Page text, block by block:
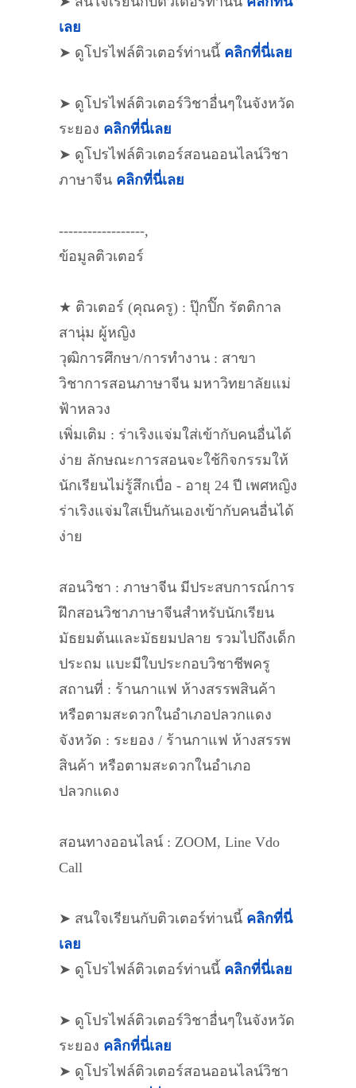
เลย
➤ ดูโปรไฟล์ติวเตอร์ท่านนี้ คลิกที่นี่เลย
➤ ดูโปรไฟล์ติวเตอร์วิชาอื่นๆในจังหวัด
ระยอง คลิกที่นี่เลย
➤ ดูโปรไฟล์ติวเตอร์สอนออนไลน์วิชา
ภาษาจีน คลิกที่นี่เลย
------------------,
ข้อมูลติวเตอร์
★ ติวเตอร์ (คุณครู) : ปุ๊กปิ๊ก รัตติกาล
สานุ่ม ผู้หญิง
วุฒิการศึกษา/การทำงาน : สาขา
วิชาการสอนภาษาจีน มหาวิทยาลัยแม่
ฟ้าหลวง
เพิ่มเติม : ร่าเริงแจ่มใส่เข้ากับคนอื่นได้
ง่าย ลักษณะการสอนจะใช้กิจกรรมให้
นักเรียนไม่รู้สึกเบื่อ - อายุ 24 ปี เพศหญิง
ร่าเริงแจ่มใสเป็นกันเองเข้ากับคนอื่นได้
ง่าย
สอนวิชา : ภาษาจีน มีประสบการณ์การ
ฝึกสอนวิชาภาษาจีนสำหรับนักเรียน
มัธยมต้นและมัธยมปลาย รวมไปถึงเด็ก
ประถม แบะมีใบประกอบวิชาชีพครู
สถานที่ : ร้านกาแฟ ห้างสรรพสินค้า
หรือตามสะดวกในอำเภอปลวกแดง
จังหวัด : ระยอง / ร้านกาแฟ ห้างสรรพ
สินค้า หรือตามสะดวกในอำเภอ
ปลวกแดง
สอนทางออนไลน์ : ZOOM, Line Vdo
Call
➤ สนใจเรียนกับติวเตอร์ท่านนี้ คลิกที่นี่
เลย
➤ ดูโปรไฟล์ติวเตอร์ท่านนี้ คลิกที่นี่เลย
➤ ดูโปรไฟล์ติวเตอร์วิชาอื่นๆในจังหวัด
ระยอง คลิกที่นี่เลย
➤ ดูโปรไฟล์ติวเตอร์สอนออนไลน์วิชา